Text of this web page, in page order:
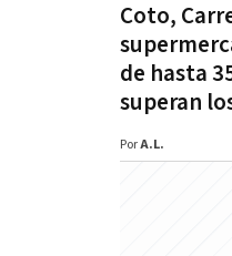
Coto,
de hasta
superan
PorA.L.